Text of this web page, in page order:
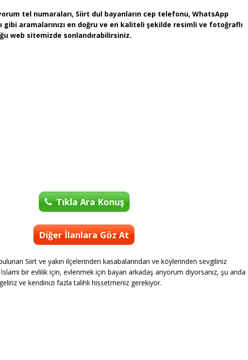
tel numaraları, Siirt dul bayanların cep telefonu, WhatsApp
gibi aramalarınızı en doğru ve en kaliteli şekilde resimli ve fotoğraflı
web sitemizde sonlandırabilirsiniz.
Tıkla Ara Konuş
Diğer İlanlara Göz At
Siirt ve yakın ilçelerinden kasabalarından ve köylerinden sevgiliniz
bir evlilik için, evlenmek için bayan arkadaş arıyorum diyorsanız, şu anda
ve kendinizi fazla talihli hissetmeniz gerekiyor.